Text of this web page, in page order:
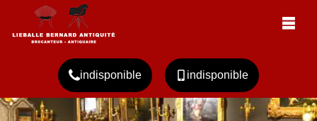
indisponible indisponible